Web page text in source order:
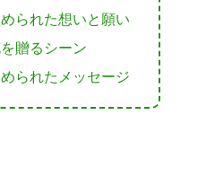
られた想いと願い
贈るシーン
られたメッセージ